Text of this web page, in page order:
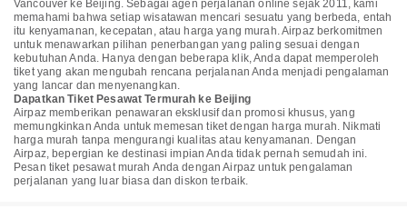
Vancouver ke Beijing. Sebagai agen perjalanan online sejak 2011, kami
memahami bahwa setiap wisatawan mencari sesuatu yang berbeda, entah
itu kenyamanan, kecepatan, atau harga yang murah. Airpaz berkomitmen
untuk menawarkan pilihan penerbangan yang paling sesuai dengan
kebutuhan Anda. Hanya dengan beberapa klik, Anda dapat memperoleh
tiket yang akan mengubah rencana perjalanan Anda menjadi pengalaman
yang lancar dan menyenangkan.
Dapatkan Tiket Pesawat Termurah ke Beijing
Airpaz memberikan penawaran eksklusif dan promosi khusus, yang
memungkinkan Anda untuk memesan tiket dengan harga murah. Nikmati
harga murah tanpa mengurangi kualitas atau kenyamanan. Dengan
Airpaz, bepergian ke destinasi impian Anda tidak pernah semudah ini.
Pesan tiket pesawat murah Anda dengan Airpaz untuk pengalaman
perjalanan yang luar biasa dan diskon terbaik.